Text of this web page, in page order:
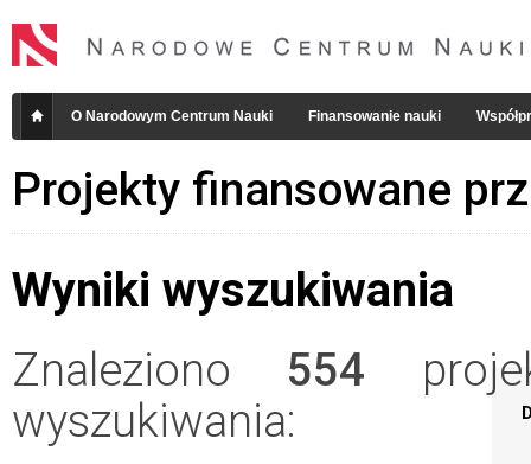
O Narodowym Centrum Nauki Finansowanie nauki
Projekty finansowane
Wyniki wyszukiwania
Znaleziono 554
wyszukiwania: